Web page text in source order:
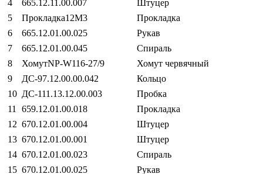
4
665.12.11.00.007
Штуцер
5
Прокладка12М3
Прокладка
6
665.12.01.00.025
Рукав
7
665.12.01.00.045
Спираль
8
ХомутNР-W116-27/9
Хомут червячный
9
ДС-97.12.00.00.042
Кольцо
10 ДС-111.13.12.00.003
Пробка
11
659.12.01.00.018
Прокладка
12 670.12.01.00.004
Штуцер
13 670.12.01.00.001
Штуцер
14 670.12.01.00.023
Спираль
15 670.12.01.00.025 Рукав